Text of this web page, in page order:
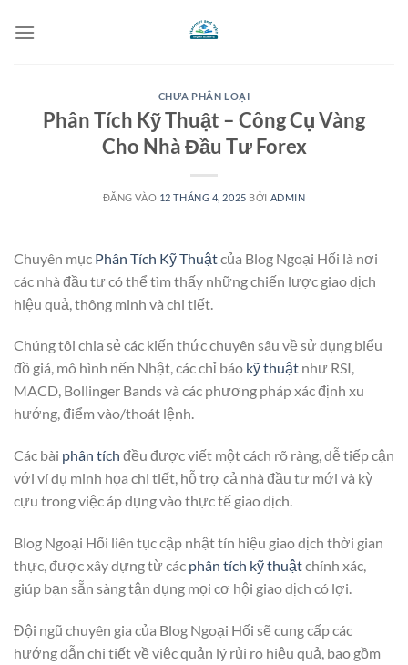
qua
CHƯA PHÂN LOẠI
Phân Tích Kỹ Thuật – Công Cụ Vàng
Cho Nhà Đầu Tư Forex
ĐĂNG VÀO 12 THÁNG 4, 2025 BỞI ADMIN
Chuyên mục Phân Tích Kỹ Thuậtcủa Blog Ngoại Hối là nơi
các nhà đầu tư có thể tìm thấy những chiến lược giao dịch
hiệu quả, thông minh và chi tiết.
Chúng tôi chia sẻ các kiến thức chuyên sâu về sử dụng biểu
đồ giá, mô hình nến Nhật, các chỉ báo kỹ thuật như RSI,
MACD, Bollinger Bands và các phương pháp xác định xu
hướng, điểm vào/thoát lệnh.
Các bài phân tích đều được viết một cách rõ ràng, dễ tiếp cận
với ví dụ minh họa chi tiết, hỗ trợ cả nhà đầu tư mới và kỳ
cựu trong việc áp dụng vào thực tế giao dịch.
Blog Ngoại Hối liên tục cập nhật tín hiệu giao dịch thời gian
thực, được xây dựng từ các phân tích kỹ thuậtchính xác,
giúp bạn sẵn sàng tận dụng mọi cơ hội giao dịch có lợi.
Đội ngũ chuyên gia của Blog Ngoại Hối sẽ cung cấp các
hướng dẫn chi tiết về việc quản lý rủi ro hiệu quả, bao gồm